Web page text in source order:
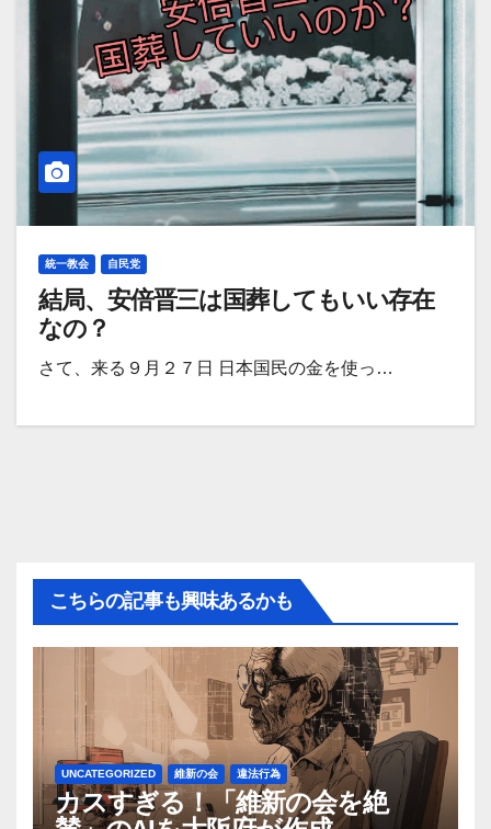
統一教会 自民党
結局、安倍晋三は国葬してもいい存在
なの？
さて、来る９月２７日 日本国民の金を使っ…
こちらの記事も興味あるかも
UNCATEGORIZED 維新の会 違法行為
カスすぎる！「維新の会を絶